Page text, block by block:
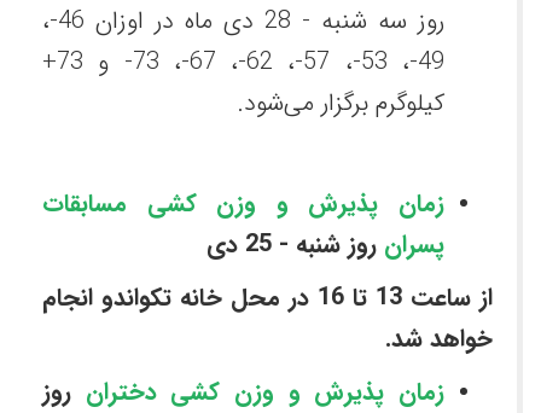
روز سه شنبه - 28 دی ماه در اوزان 46-،
49-، 53-، 57-، 62-، 67-، 73- و 73+
کیلوگرم برگزار می‌شود.
زمان پذیرش و وزن کشی مسابقات
پسران روز شنبه - 25 دی
از ساعت 13 تا 16 در محل خانه تکواندو انجام
خواهد شد.
زمان پذیرش و وزن کشی دختران روز